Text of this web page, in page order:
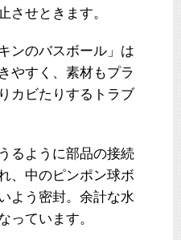
させときます。
ンのバスボール」は
やすく、素材もプラ
カビたりするトラブ
るように部品の接続
、中のピンポン球ボ
よう密封。余計な水
っています。